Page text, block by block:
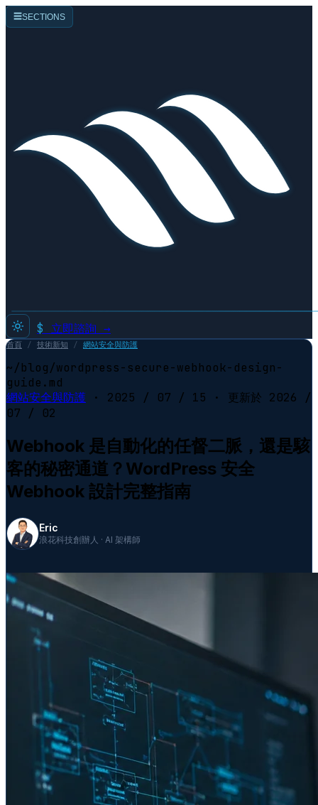
☰SECTIONS
$ 立即諮詢 →
首頁 / 技術新知 / 網站安全與防護
~/blog/wordpress-secure-webhook-design-
guide.md
網站安全與防護 · 2025 / 07 / 15 · 更新於 2026 /
07 / 02
Webhook 是自動化的任督二脈，還是駭
客的秘密通道？WordPress 安全
Webhook 設計完整指南
Eric
浪花科技創辦人 · AI 架構師